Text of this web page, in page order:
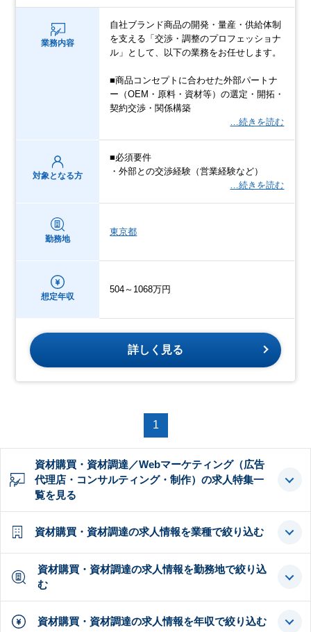
業務内容
自社ブランド商品の開発・量産・供給体制
を支える「交渉・調整のプロフェッショナ
ル」として、以下の業務をお任せします。
■商品コンセプトに合わせた外部パートナ
ー（OEM・原料・資材等）の選定・開拓・
契約交渉・関係構築
…続きを読む
対象となる方
■必須要件
・外部との交渉経験（営業経験など）
…続きを読む
勤務地
東京都
想定年収
504～1068万円
詳しく見る
1
資材購買・資材調達／Webマーケティング（広告
代理店・コンサルティング・制作）の求人特集一
覧を見る
資材購買・資材調達の求人情報を業種で絞り込む
資材購買・資材調達の求人情報を勤務地で絞り込
む
資材購買・資材調達の求人情報を年収で絞り込む